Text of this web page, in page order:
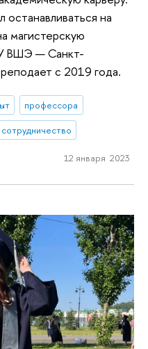
на
магистерскую
ВШЭ — Санкт-
с 2019 года.
профессора
12 января 2023